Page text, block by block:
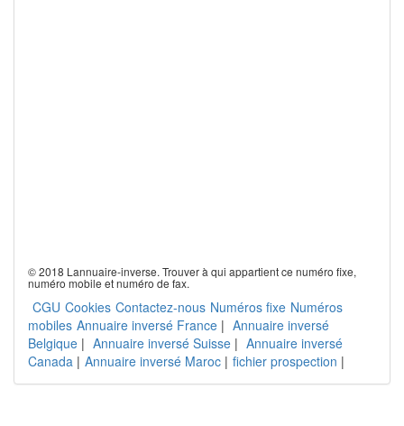
© 2018 Lannuaire-inverse. Trouver à qui appartient ce numéro fixe,
numéro mobile et numéro de fax.
CGU Cookies Contactez-nous Numéros fixe Numéros
mobiles Annuaire inversé France | Annuaire inversé
Belgique | Annuaire inversé Suisse | Annuaire inversé
Canada | Annuaire inversé Maroc | fichier prospection |